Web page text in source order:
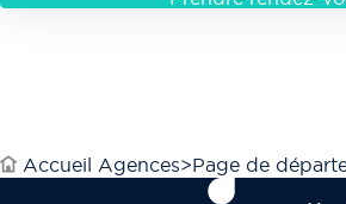
Accueil Agences Page de